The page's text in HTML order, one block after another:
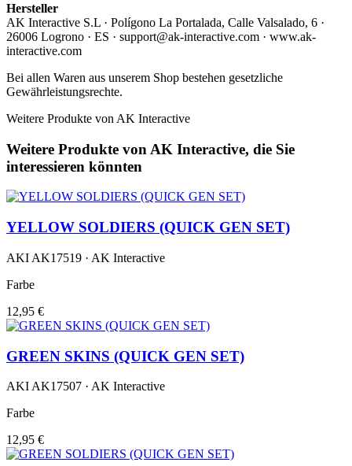
Hersteller
AK Interactive S.L · Polígono La Portalada, Calle Valsalado, 6 ·
26006 Logrono · ES · support@ak-interactive.com · www.ak-
interactive.com
Bei allen Waren aus unserem Shop bestehen gesetzliche
Gewährleistungsrechte.
Weitere Produkte von AK Interactive
Weitere Produkte von AK Interactive, die Sie
interessieren könnten
YELLOW SOLDIERS (QUICK GEN SET)
AKI AK17519 · AK Interactive
Farbe
12,95 €
GREEN SKINS (QUICK GEN SET)
AKI AK17507 · AK Interactive
Farbe
12,95 €